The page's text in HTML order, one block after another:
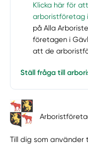
Klicka här för
arboristföretag
på Alla
företagen i
att de
Ställ fråga till
Till dig som